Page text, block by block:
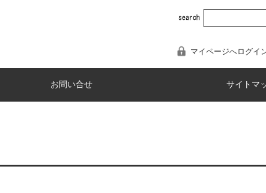
マイページへログイ
お問い合せ サイトマ